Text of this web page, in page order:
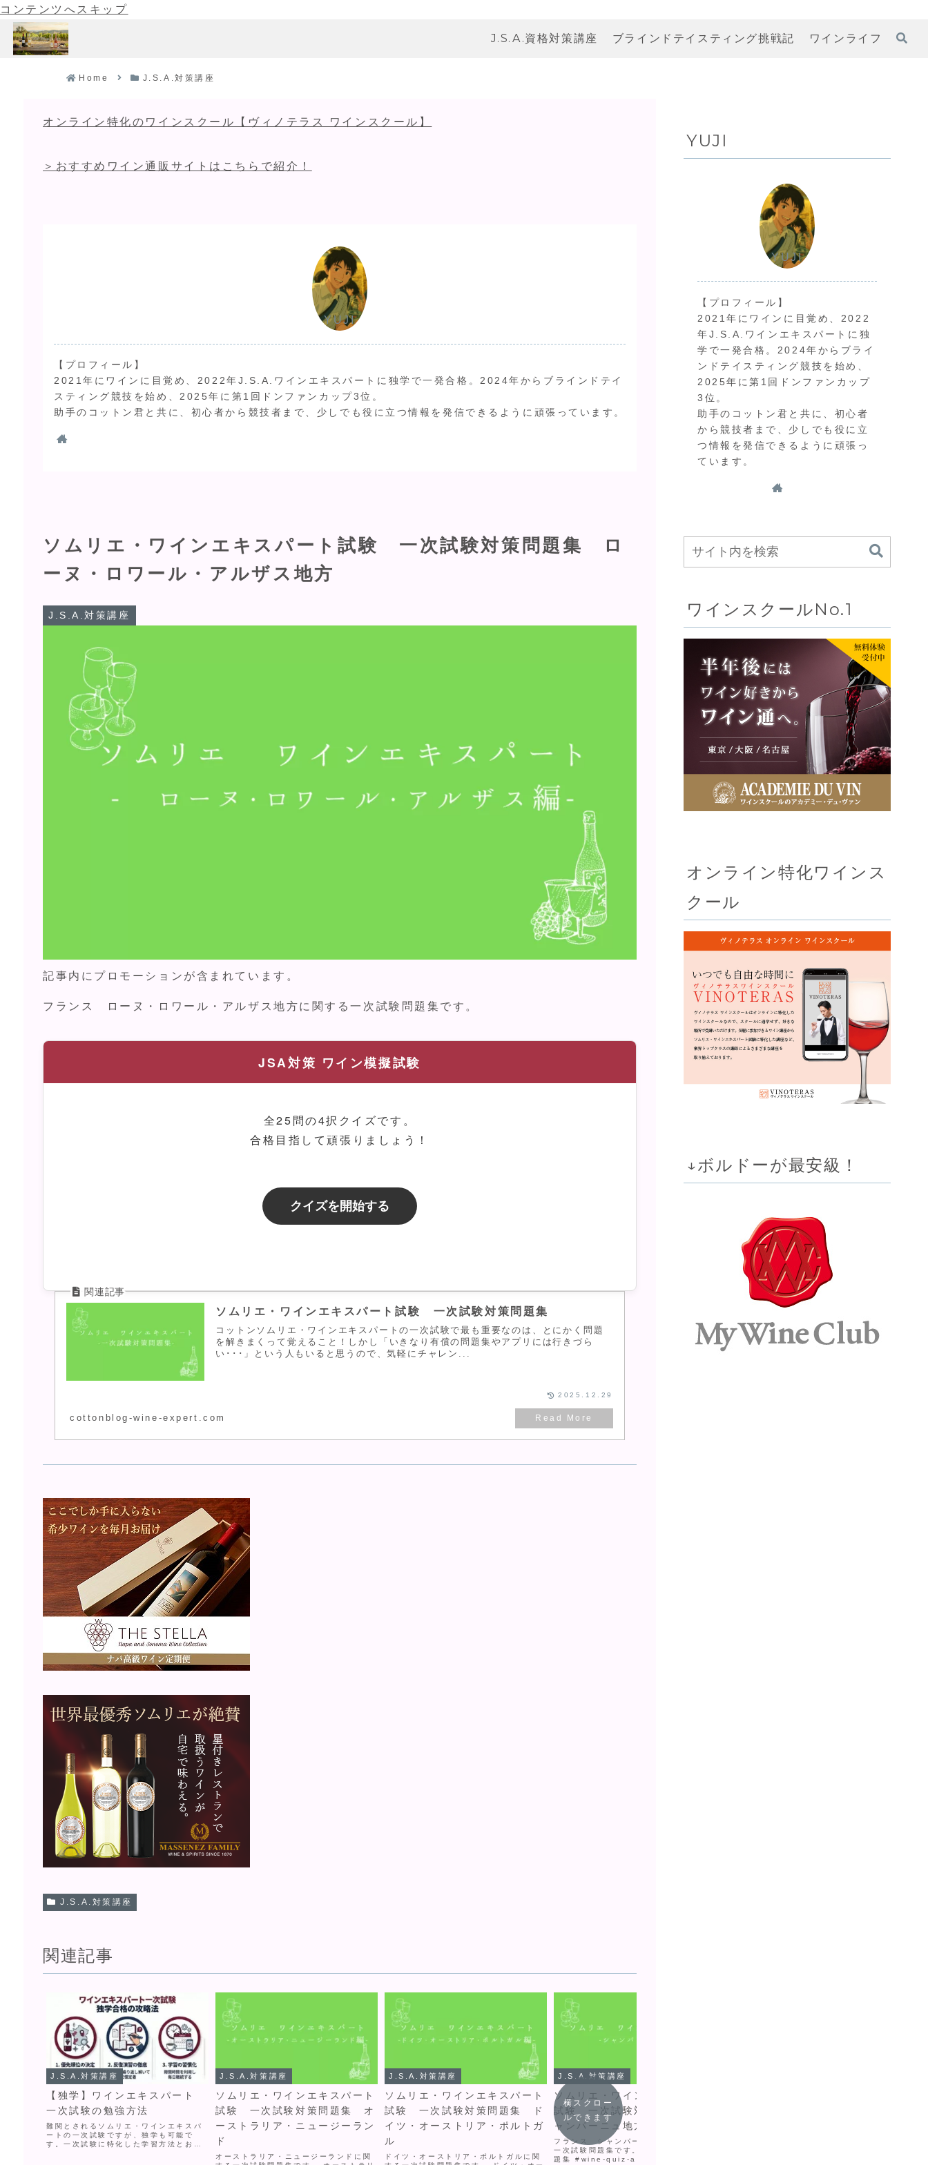
コンテンツへスキップ
J.S.A.資格対策講座 ブラインドテイスティング挑戦記 ワインライフ
Home J.S.A.対策講座
ソムリエ・ワインエキスパート試験 一次試験対策問題集 ロ
ーヌ・ロワール・アルザス地方
オンライン特化のワインスクール【ヴィノテラス ワインスクール】
J.S.A.対策講座
記事内にプロモーションが含まれています。
＞おすすめワイン通販サイトはこちらで紹介！
YUJI
【プロフィール】
2021年にワインに目覚め、2022年J.S.A.ワインエキスパートに独学で一発合格。2024年からブラインドテイ
スティング競技を始め、2025年に第1回ドンファンカップ3位。
助手のコットン君と共に、初心者から競技者まで、少しでも役に立つ情報を発信できるように頑張っています。
フランス ローヌ・ロワール・アルザス地方に関する一次試験問題集です。
JSA対策 ワイン模擬試験
全25問の4択クイズです。
合格目指して頑張りましょう！
クイズを開始する
ソムリエ・ワインエキスパート試験 一次試験対策問題集
コットンソムリエ・ワインエキスパートの一次試験で最も重要なのは、とにかく問題
を解きまくって覚えること！しかし「いきなり有償の問題集やアプリには行きづら
い･･･」という人もいると思うので、気軽にチャレン...
cottonblog-wine-expert.com
2025.12.29
J.S.A.対策講座
関連記事
J.S.A.対策講座
【独学】ワインエキスパート
一次試験の勉強方法
難関とされるソムリエ・ワインエキスパ
ートの一次試験ですが、独学も可能で
す。一次試験に特化した学習方法とおす
J.S.A.対策講座
ソムリエ・ワインエキスパート
試験 一次試験対策問題集 オ
ーストラリア・ニュージーラン
ド
オーストラリア・ニュージーランドに関
J.S.A.対策講座
ソムリエ・ワインエキスパート
試験 一次試験対策問題集 ド
イツ・オーストリア・ポルトガ
ル
ドイツ・オーストリア・ポルトガルに関
J.S.A.対策講座
ソムリエ・ワインエキスパート
試験 一次試験対策問題集 シ
ャンパーニュ地方
フランス シャンパーニュ地方に関する
一次試験問題集です。シャンパーニュ問
題集 #wine-quiz-app { max-width:
横スクロー
ルできます
YUJI
YUJI
【プロフィール】
2021年にワインに目覚め、2022
年J.S.A.ワインエキスパートに独
学で一発合格。2024年からブライ
ンドテイスティング競技を始め、
2025年に第1回ドンファンカップ
3位。
助手のコットン君と共に、初心者
から競技者まで、少しでも役に立
つ情報を発信できるように頑張っ
ています。
ワインスクールNo.1
オンライン特化ワインス
クール
↓ボルドーが最安級！